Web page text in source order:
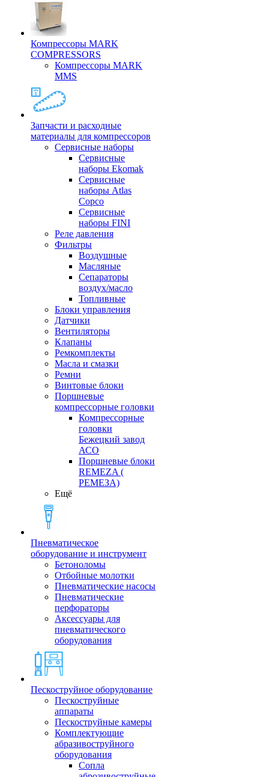
Компрессоры MARK
COMPRESSORS
Компрессоры MARK
MMS
Запчасти и расходные
материалы для компрессоров
Cервисные наборы
Сервисные
наборы Ekomak
Cервисные
наборы Atlas
Copco
Сервисные
наборы FINI
Реле давления
Фильтры
Воздушные
Масляные
Сепараторы
воздух/масло
Топливные
Блоки управления
Датчики
Вентиляторы
Клапаны
Ремкомплекты
Масла и смазки
Ремни
Винтовые блоки
Поршневые
компрессорные головки
Компрессорные
головки
Бежецкий завод
АСО
Поршневые блоки
REMEZA (
РЕМЕЗА)
Ещё
Пневматическое
оборудование и инструмент
Бетоноломы
Отбойные молотки
Пневматические насосы
Пневматические
перфораторы
Аксессуары для
пневматического
оборудования
Пескоструйное оборудование
Пескоструйные
аппараты
Пескоструйные камеры
Комплектующие
абразивоструйного
оборудования
Сопла